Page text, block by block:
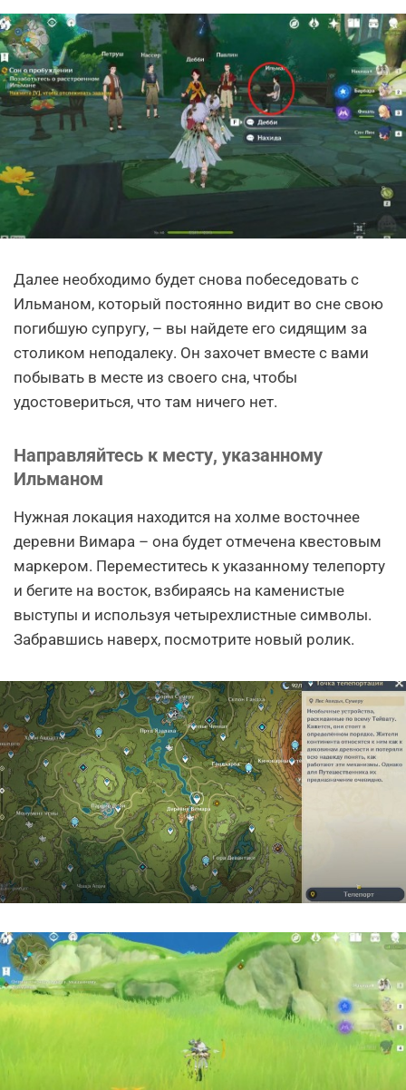
Далее необходимо будет снова побеседовать с
Ильманом, который постоянно видит во сне свою
погибшую супругу, – вы найдете его сидящим за
столиком неподалеку. Он захочет вместе с вами
побывать в месте из своего сна, чтобы
удостовериться, что там ничего нет.
Направляйтесь к месту, указанному
Ильманом
Нужная локация находится на холме восточнее
деревни Вимара – она будет отмечена квестовым
маркером. Переместитесь к указанному телепорту
и бегите на восток, взбираясь на каменистые
выступы и используя четырехлистные символы.
Забравшись наверх, посмотрите новый ролик.